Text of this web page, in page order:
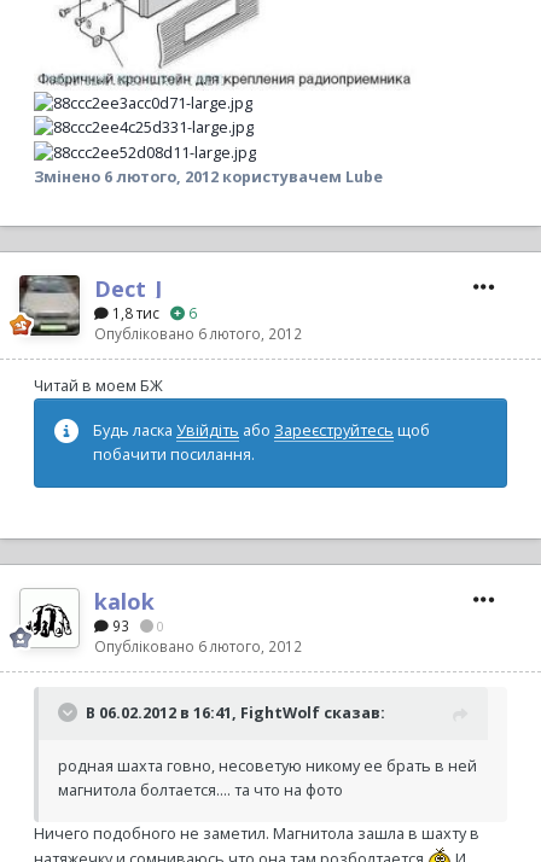
Змінено 6 лютого, 2012 користувачем Lube
Dect_J
1,8 тис
6
Опубліковано 6 лютого, 2012
Читай в моем БЖ
Будь ласка Увійдіть або Зареєструйтесь щоб
побачити посилання.
kalok
93 0
Опубліковано 6 лютого, 2012
В 06.02.2012 в 16:41, FightWolf сказав:
родная шахта говно, несоветую никому ее брать в ней
магнитола болтается.... та что на фото
Ничего подобного не заметил. Магнитола зашла в шахту в